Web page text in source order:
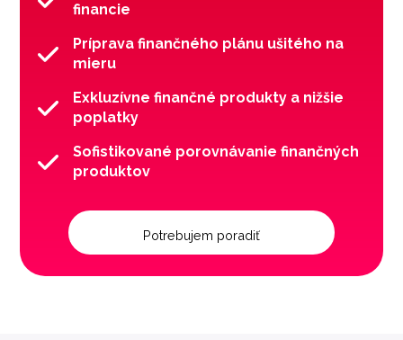
financie
Príprava finančného plánu ušitého na
mieru
Exkluzívne finančné produkty a nižšie
poplatky
Sofistikované porovnávanie finančných
produktov
Potrebujem poradiť